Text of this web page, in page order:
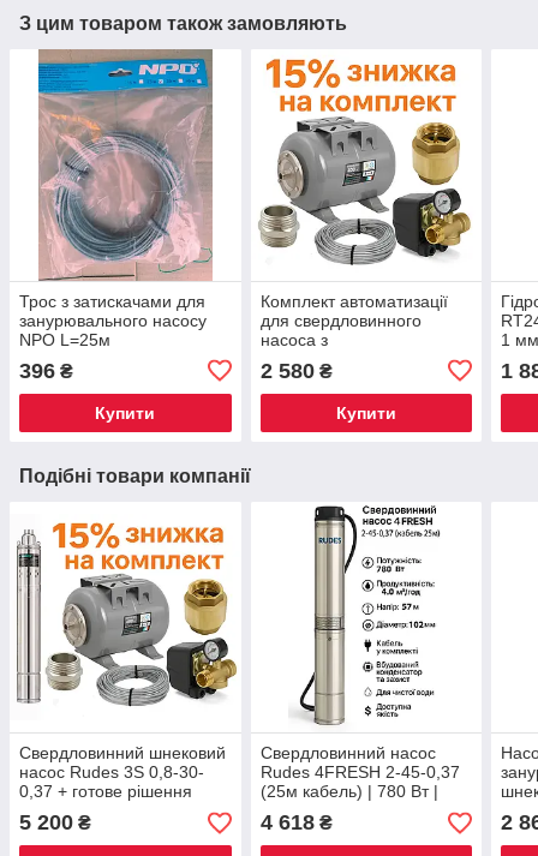
З цим товаром також замовляють
Трос з затискачами для
занурювального насосу
NPO L=25м
396 ₴
Купити
Комплект автоматизації
для свердловинного
насоса з
гідроакумулятором 24 л
2 580₴
Купити
1
1
Подібні товари компанії
Свердловинний шнековий
насос Rudes 3S 0,8-30-
0,37 + готове рішення
автоматизації!
5 200 ₴
Свердловинний насос
Rudes 4FRESH 2-45-0,37
(25м кабель) | 780 Вт |
4м³/год | Напір 57м! 💧✅
4 618₴
0.8-
1,5
2